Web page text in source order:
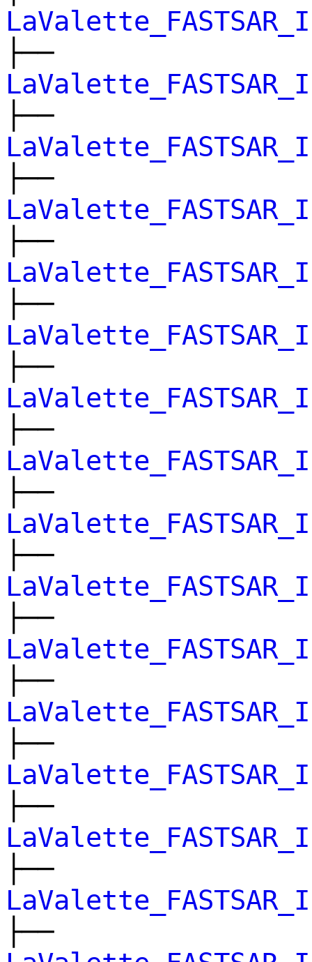
├──
├──
├──
├──
├──
├──
├──
├──
├──
├──
├──
├──
├──
├──
├──